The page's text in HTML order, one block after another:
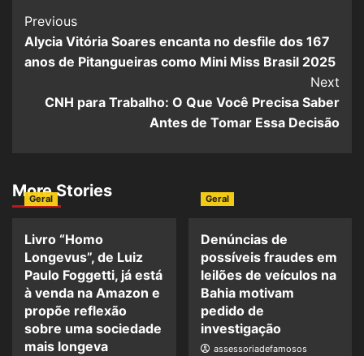
Previous
Alycia Vitória Soares encanta no desfile dos 167
anos de Pitangueiras como Mini Miss Brasil 2025
Next
CNH para Trabalho: O Que Você Precisa Saber
Antes de Tomar Essa Decisão
More Stories
Geral
Livro “Homo
Longevus”, de Luiz
Paulo Foggetti, já está
à venda na Amazon e
propõe reflexão
sobre uma sociedade
mais longeva
Geral
Denúncias de
possíveis fraudes em
leilões de veículos na
Bahia motivam
pedido de
investigação
assessoriadefamosos